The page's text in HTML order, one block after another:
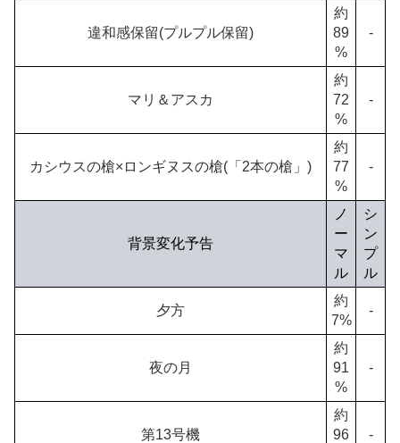
違和感保留(プルプル保留)
約
89
%
-
マリ＆アスカ
約
72
%
-
カシウスの槍×ロンギヌスの槍(「2本の槍」)
約
77
%
-
背景変化予告
ノ
ー
マ
ル
シ
ン
プ
ル
夕方
約
7%
-
夜の月
約
91
%
-
第13号機
約
96
-